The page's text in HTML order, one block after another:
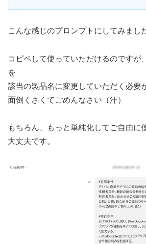
こんな感じのプロンプトにしてみまし
コピペして使っていただけるのですが
を
該当の製品名に変更していただく必要
面倒くさくてごめんなさい（汗）
もちろん、もっと単純化してご自由に
大丈夫です。